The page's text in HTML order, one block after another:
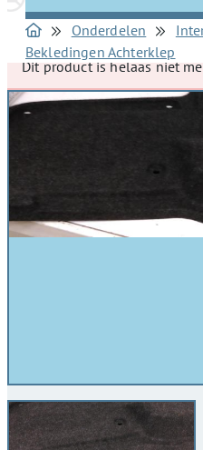
Onderdelen
Bekledingen Achterklep
Dit product is helaas niet